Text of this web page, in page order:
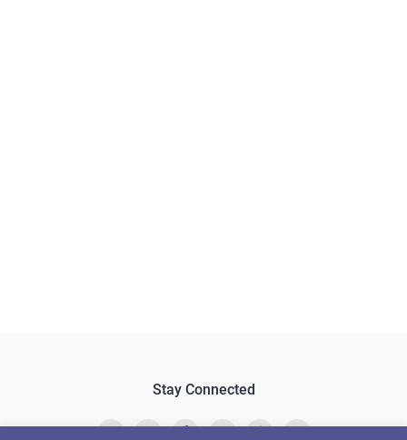
Stay Connected